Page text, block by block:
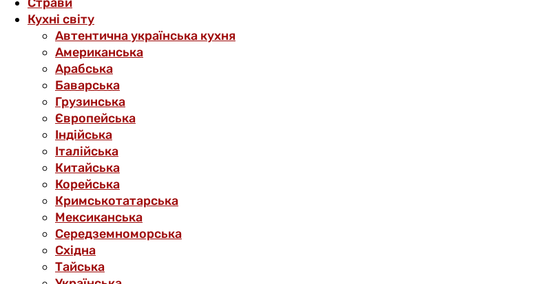
Кухні світу
Автентична українська кухня
Американська
Арабська
Баварська
Грузинська
Європейська
Індійська
Італійська
Китайська
Корейська
Кримськотатарська
Мексиканська
Середземноморська
Східна
Тайська